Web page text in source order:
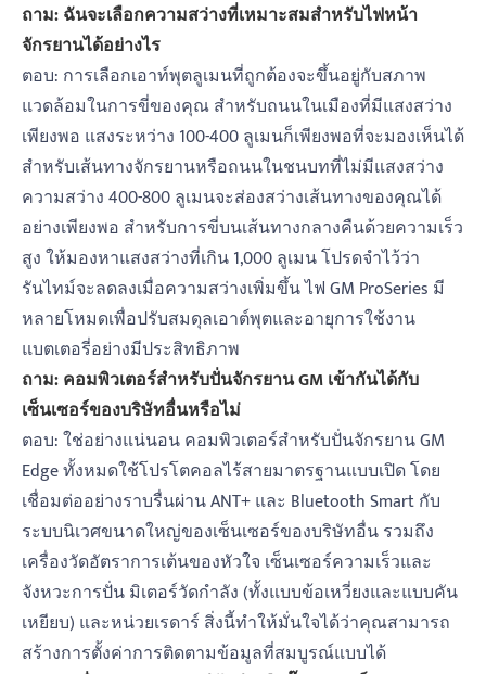
ถาม: ฉันจะเลือกความสว่างที่เหมาะสมสำหรับไฟหน้า
จักรยานได้อย่างไร
ตอบ: การเลือกเอาท์พุตลูเมนที่ถูกต้องจะขึ้นอยู่กับสภาพ
แวดล้อมในการขี่ของคุณ สำหรับถนนในเมืองที่มีแสงสว่าง
เพียงพอ แสงระหว่าง 100-400 ลูเมนก็เพียงพอที่จะมองเห็นได้
สำหรับเส้นทางจักรยานหรือถนนในชนบทที่ไม่มีแสงสว่าง
ความสว่าง 400-800 ลูเมนจะส่องสว่างเส้นทางของคุณได้
อย่างเพียงพอ สำหรับการขี่บนเส้นทางกลางคืนด้วยความเร็ว
สูง ให้มองหาแสงสว่างที่เกิน 1,000 ลูเมน โปรดจำไว้ว่า
รันไทม์จะลดลงเมื่อความสว่างเพิ่มขึ้น ไฟ GM ProSeries มี
หลายโหมดเพื่อปรับสมดุลเอาต์พุตและอายุการใช้งาน
แบตเตอรี่อย่างมีประสิทธิภาพ
ถาม: คอมพิวเตอร์สำหรับปั่นจักรยาน GM เข้ากันได้กับ
เซ็นเซอร์ของบริษัทอื่นหรือไม่
ตอบ: ใช่อย่างแน่นอน คอมพิวเตอร์สำหรับปั่นจักรยาน GM
Edge ทั้งหมดใช้โปรโตคอลไร้สายมาตรฐานแบบเปิด โดย
เชื่อมต่ออย่างราบรื่นผ่าน ANT+ และ Bluetooth Smart กับ
ระบบนิเวศขนาดใหญ่ของเซ็นเซอร์ของบริษัทอื่น รวมถึง
เครื่องวัดอัตราการเต้นของหัวใจ เซ็นเซอร์ความเร็วและ
จังหวะการปั่น มิเตอร์วัดกำลัง (ทั้งแบบข้อเหวี่ยงและแบบคัน
เหยียบ) และหน่วยเรดาร์ สิ่งนี้ทำให้มั่นใจได้ว่าคุณสามารถ
สร้างการตั้งค่าการติดตามข้อมูลที่สมบูรณ์แบบได้